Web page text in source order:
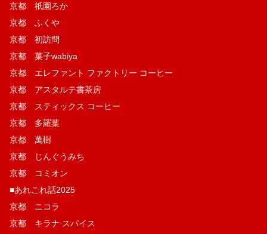
京都 祇園ろか
京都 ふくや
京都 初訪問
京都 菓子wabiya
京都 エレファント ファクトリー コーヒー
京都 アスタルテ書茶房
京都 スティックス コーヒー
京都 多羅葉
京都 萬樹
京都 じんぐうみち
京都 コミオン
■あれこれ話2025
京都 ニコラ
京都 キラナ スパイス